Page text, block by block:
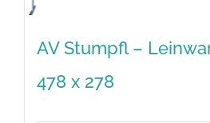
AV Stumpfl –
478 x 278